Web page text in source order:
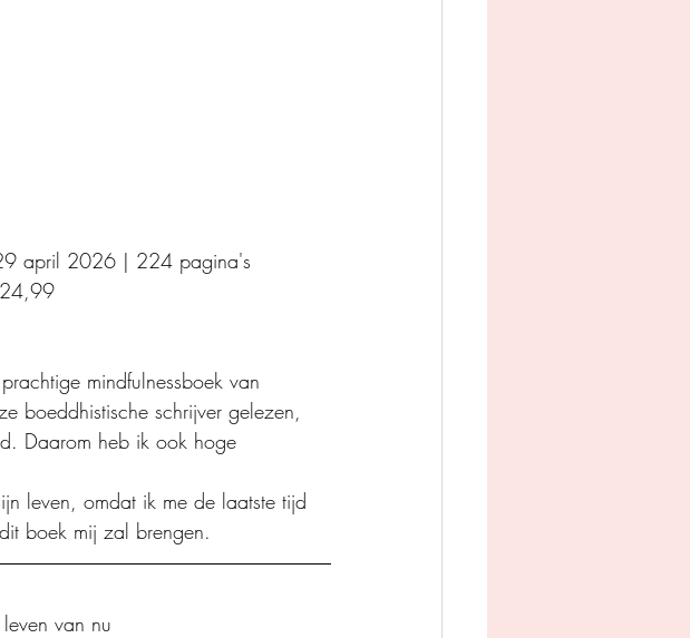
april 2026 | 224 pagina's
24,99
mindfulnessboek van
boeddhistische schrijver gelezen,
Daarom heb ik ook hoge
leven, omdat ik me de laatste tijd
boek mij zal brengen.
van nu